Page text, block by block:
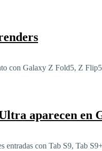
con Galaxy Z Fold5, Z
aparecen en
entradas con Tab S9, Tab